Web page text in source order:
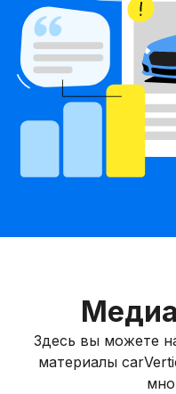
Здесь вы можете
материалы